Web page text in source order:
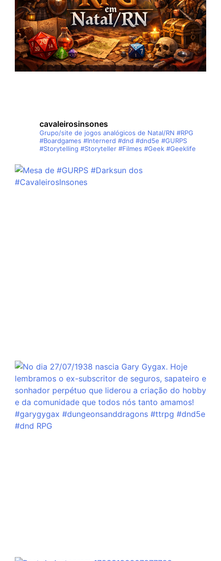
cavaleirosinsones
Grupo/site de jogos analógicos de Natal/RN #RPG
#Boardgames #Internerd #dnd #dnd5e #GURPS
#Storytelling #Storyteller #Filmes #Geek #Geeklife